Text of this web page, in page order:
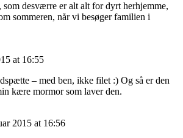
desværre er alt alt for dyrt herhjemme,
sommeren, når vi besøger familien i
at 16:55
– med ben, ikke filet :) Og så er den
kære mormor som laver den.
2015 at 16:56